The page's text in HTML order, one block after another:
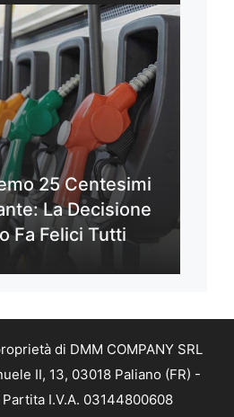
25 Centesimi
La Decisione
Fa Felici Tutti
di DMM COMPANY SRL
II, 13, 03018 Paliano (FR) -
I.V.A. 03144800608